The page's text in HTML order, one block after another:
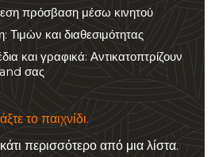
πρόσβαση μέσω κινητού
Τιμών και διαθεσιμότητας
και γραφικά: Αντικατοπτρίζουν
σας
το παιχνίδι.
περισσότερο από μια λίστα.